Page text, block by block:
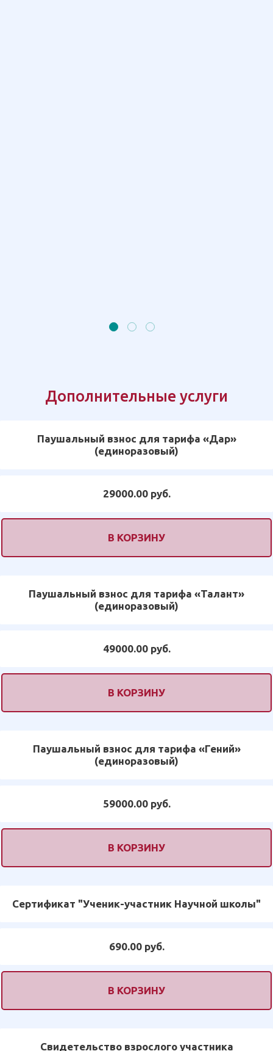
Дополнительные услуги
Паушальный взнос для тарифа «Дар»
(единоразовый)
29000.00 руб.
В КОРЗИНУ
Паушальный взнос для тарифа «Талант»
(единоразовый)
49000.00 руб.
В КОРЗИНУ
Паушальный взнос для тарифа «Гений»
(единоразовый)
59000.00 руб.
В КОРЗИНУ
Сертификат "Ученик-участник Научной школы"
690.00 руб.
В КОРЗИНУ
Свидетельство взрослого участника